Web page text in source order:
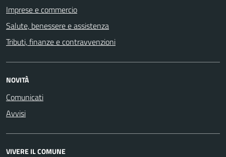
Imprese e commercio
Salute, benessere e assistenza
Tributi, finanze e contravvenzioni
NOVITÀ
Comunicati
Avvisi
VIVERE IL COMUNE